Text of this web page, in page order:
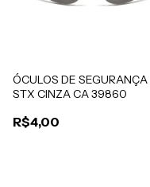
ÓCULOS DE SEGURANÇA
STX CINZA CA 39860
R$4,00